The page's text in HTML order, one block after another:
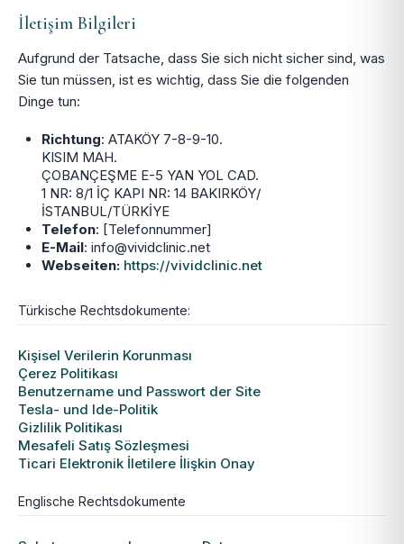
İletişim Bilgileri
Aufgrund der Tatsache, dass Sie sich nicht sicher sind, was
Sie tun müssen, ist es wichtig, dass Sie die folgenden
Dinge tun:
Richtung: ATAKÖY 7-8-9-10.
KISIM MAH.
ÇOBANÇEŞME E-5 YAN YOL CAD.
1 NR: 8/1 İÇ KAPI NR: 14 BAKIRKÖY/
İSTANBUL/TÜRKİYE
Telefon: [Telefonnummer]
E-Mail: info@vividclinic.net
Webseiten: https://vividclinic.net
Türkische Rechtsdokumente:
Kişisel Verilerin Korunması
Çerez Politikası
Benutzername und Passwort der Site
Tesla- und Ide-Politik
Gizlilik Politikası
Mesafeli Satış Sözleşmesi
Ticari Elektronik İletilere İlişkin Onay
Englische Rechtsdokumente